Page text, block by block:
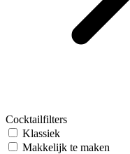
Cocktailfilters
Klassiek
Makkelijk te maken